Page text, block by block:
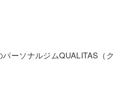
ーソナルジムQUALITAS（ク